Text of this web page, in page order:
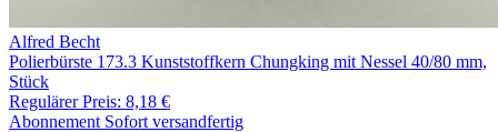
Alfred Becht
Polierbürste 173.3 Kunststoffkern Chungking mit Nessel 40/80 mm,
Stück
Regulärer Preis: 8,18 €
Abonnement Sofort versandfertig